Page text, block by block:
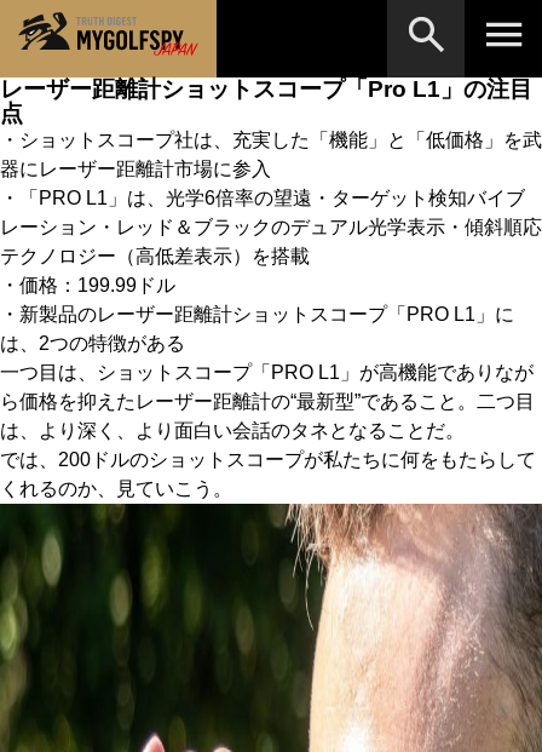
レーザー距離計ショットスコープ「Pro L1」の注目
点
・ショットスコープ社は、充実した「機能」と「低価格」を武
器にレーザー距離計市場に参入
・「PRO L1」は、光学6倍率の望遠・ターゲット検知バイブ
レーション・レッド＆ブラックのデュアル光学表示・傾斜順応
テクノロジー（高低差表示）を搭載
・価格：199.99ドル
・新製品のレーザー距離計ショットスコープ「PRO L1」に
は、2つの特徴がある
一つ目は、ショットスコープ「PRO L1」が高機能でありなが
ら価格を抑えたレーザー距離計の“最新型”であること。二つ目
は、より深く、より面白い会話のタネとなることだ。
では、200ドルのショットスコープが私たちに何をもたらして
くれるのか、見ていこう。
MOST WANTED テストランキング
NEW RELEASES 新製品情報
HOW TO ゴルフ上達・実践テクニック
LAB テスト・データ検証
Golf News ゴルフニュース
REVIEWS 製品レビュー
DRIVERS ドライバー
FAIRWAY WOODS フェアウェイウッド
HYBRIDS
IRONS アイアン
WEDGES
PUTTERS
OTHER その他
※メーカー名やクラブ名など、検索したい事柄を入
力してください。